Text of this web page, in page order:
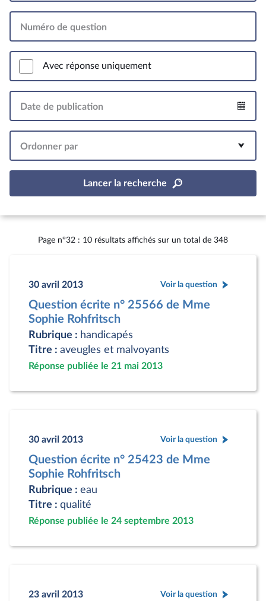
Numéro de question
Avec réponse uniquement
Date de publication
Ordonner par
Lancer la recherche
Page n°32 : 10 résultats affichés sur un total de 348
30 avril 2013 Voir la question
Question écrite n° 25566 de Mme
Sophie Rohfritsch
Rubrique : handicapés
Titre : aveugles et malvoyants
Réponse publiée le 21 mai 2013
30 avril 2013 Voir la question
Question écrite n° 25423 de Mme
Sophie Rohfritsch
Rubrique : eau
Titre : qualité
Réponse publiée le 24 septembre 2013
23 avril 2013 Voir la question